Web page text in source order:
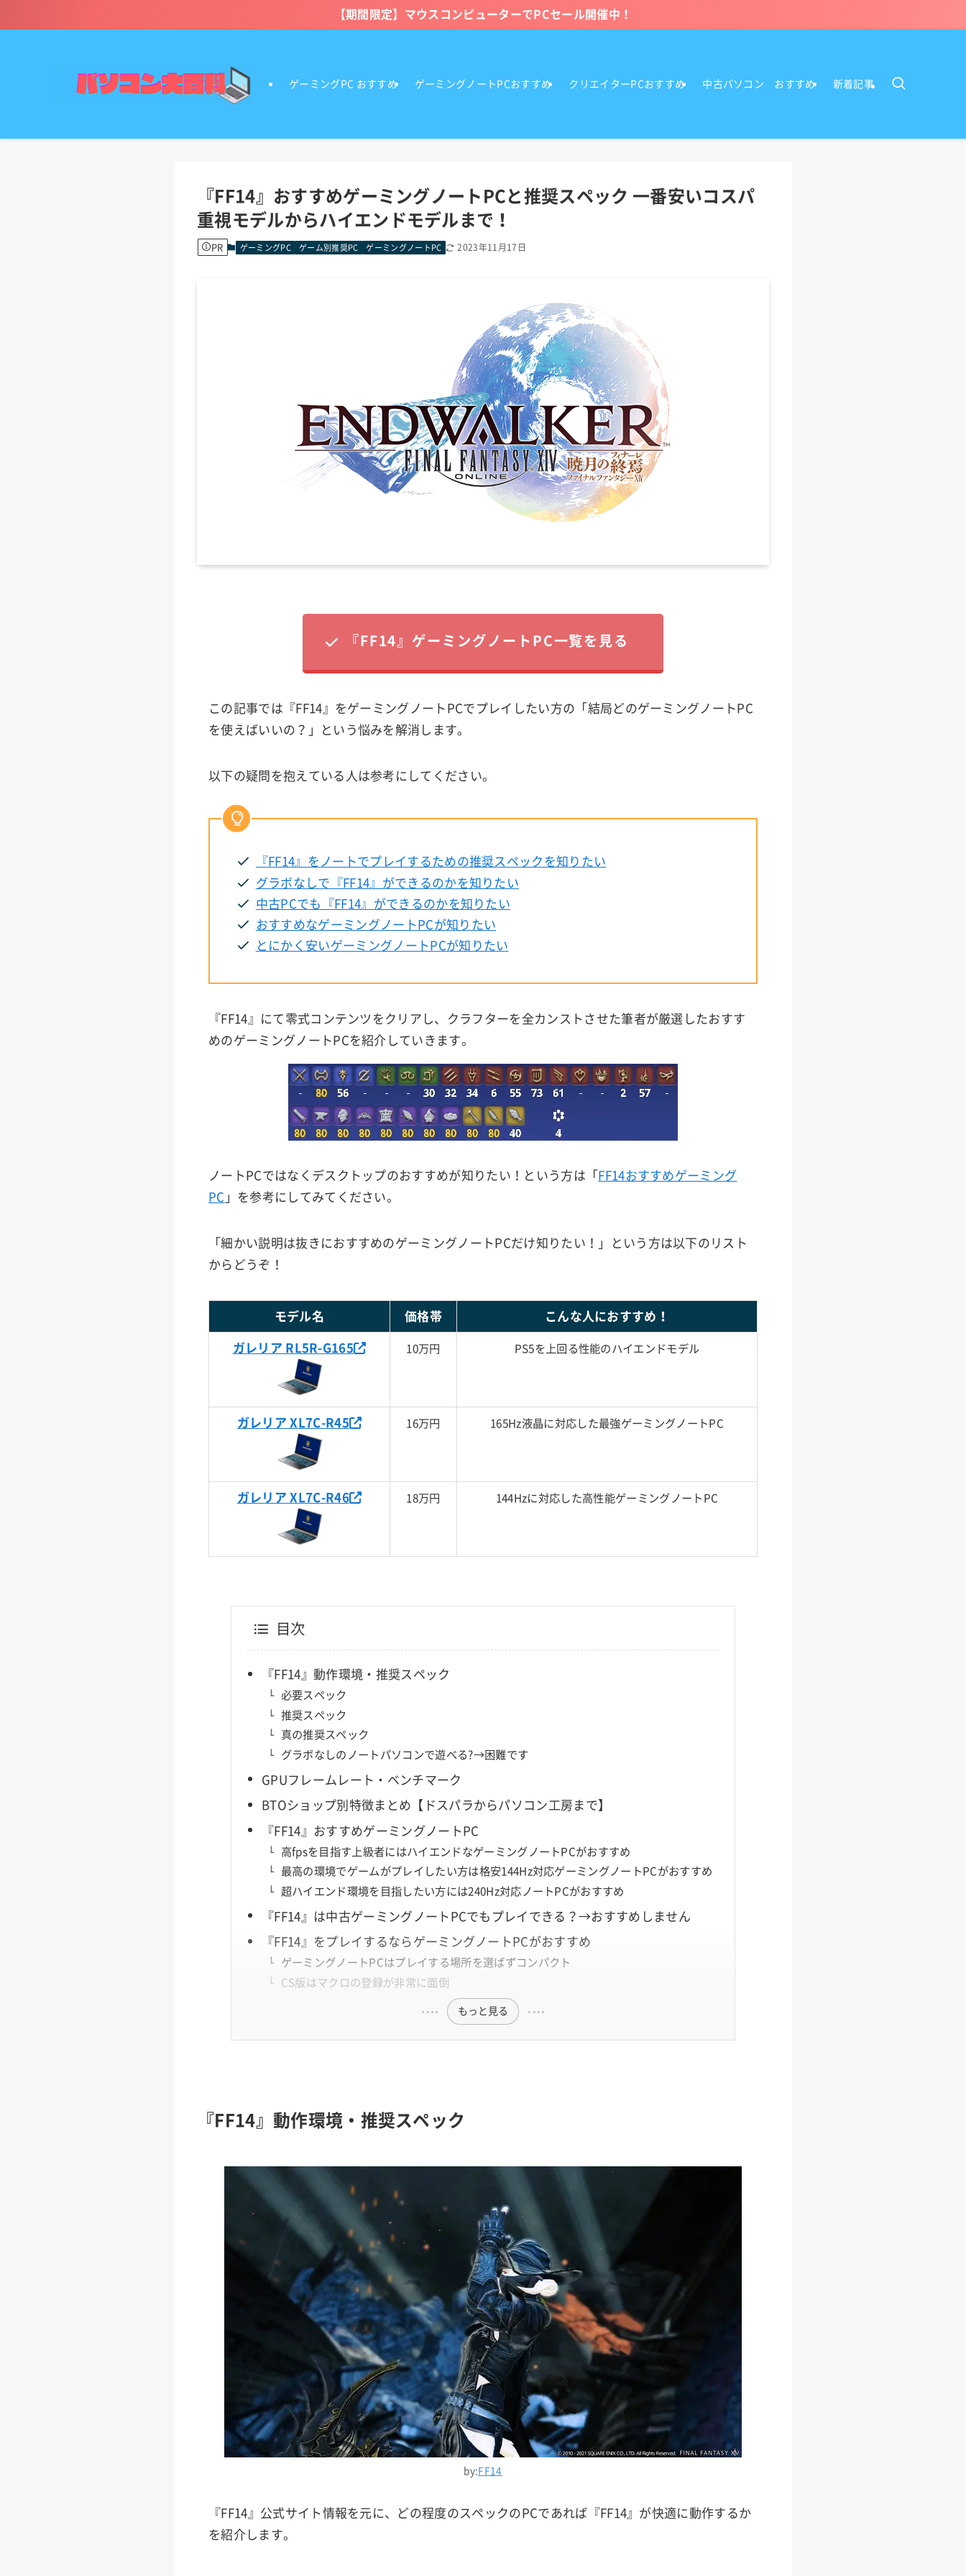
【期間限定】マウスコンピューターでPCセール開催中！
ゲーミングPC おすすめ ゲーミングノートPCおすすめ クリエイターPCおすすめ 中古パソコン おすすめ 新着記事
『FF14』おすすめゲーミングノートPCと推奨スペック 一番安いコスパ
重視モデルからハイエンドモデルまで！
PR ゲーミングPC ゲーム別推奨PC ゲーミングノートPC 2023年11月17日
『FF14』ゲーミングノートPC一覧を見る
この記事では『FF14』をゲーミングノートPCでプレイしたい方の「結局どのゲーミングノートPC
を使えばいいの？」という悩みを解消します。
以下の疑問を抱えている人は参考にしてください。
『FF14』をノートでプレイするための推奨スペックを知りたい
グラボなしで『FF14』ができるのかを知りたい
中古PCでも『FF14』ができるのかを知りたい
おすすめなゲーミングノートPCが知りたい
とにかく安いゲーミングノートPCが知りたい
『FF14』にて零式コンテンツをクリアし、クラフターを全カンストさせた筆者が厳選したおすす
めのゲーミングノートPCを紹介していきます。
ノートPCではなくデスクトップのおすすめが知りたい！という方は「 FF14おすすめゲーミング
PC 」を参考にしてみてください。
「細かい説明は抜きにおすすめのゲーミングノートPCだけ知りたい！」という方は以下のリスト
からどうぞ！
モデル名 価格帯 こんな人におすすめ！
ガレリア RL5R-G165 10万円 PS5を上回る性能のハイエンドモデル
ガレリア XL7C-R45 16万円 165Hz液晶に対応した最強ゲーミングノートPC
ガレリア XL7C-R46 18万円 144Hzに対応した高性能ゲーミングノートPC
目次
『FF14』動作環境・推奨スペック
必要スペック
推奨スペック
真の推奨スペック
グラボなしのノートパソコンで遊べる?→困難です
GPUフレームレート・ベンチマーク
BTOショップ別特徴まとめ【ドスパラからパソコン工房まで】
『FF14』おすすめゲーミングノートPC
高fpsを目指す上級者にはハイエンドなゲーミングノートPCがおすすめ
最高の環境でゲームがプレイしたい方は格安144Hz対応ゲーミングノートPCがおすすめ
超ハイエンド環境を目指したい方には240Hz対応ノートPCがおすすめ
『FF14』は中古ゲーミングノートPCでもプレイできる？→おすすめしません
『FF14』をプレイするならゲーミングノートPCがおすすめ
ゲーミングノートPCはプレイする場所を選ばずコンパクト
CS版はマクロの登録が非常に面倒
もっと見る
『FF14』動作環境・推奨スペック
by: FF14
『FF14』公式サイト情報を元に、どの程度のスペックのPCであれば『FF14』が快適に動作するか
を紹介します。